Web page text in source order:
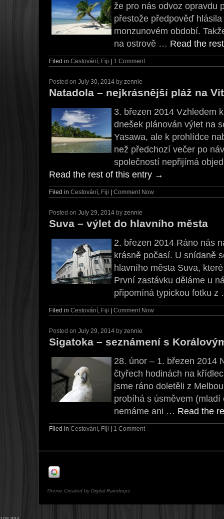
že pro nás odvoz opravdu
přestože předpověď
monzunovém období.
na ostrově … Read the
Filed in Cestování, Fiji 1 Comment
Posted on July 30, 2014 by zennie
Natadola – nejkrásnější pláž na
3. březen 2014 Vzhledem
dnešek plánován výlet na
Yasawa, ale k prohlídce
než předchozí večer po
společností nepřijímá
Read the rest of this entry →
Filed in Cestování, Fiji Comment Now
Posted on July 29, 2014 by zennie
Suva – výlet do hlavního města
2. březen 2014 Ráno nás
krásně počasí. U snídaně
hlavního města Suva,
První zastávku děláme u
připomíná typickou fotku
Filed in Cestování, Fiji Comment Now
Posted on July 29, 2014 by zennie
Sigatoka – seznámení s
28. únor – 1. březen 2014
čtyřech hodinách na
jsme ráno doletěli z
probíhá s úsměvem
nemáme ani … Read the
Filed in Cestování, Fiji 1 Comment
Theme Created by Digital Raindrops